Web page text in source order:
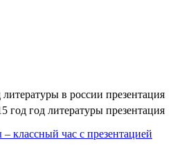
классный час с презентацией